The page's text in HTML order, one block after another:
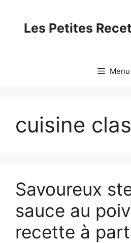
contentLes Petites
Menu
cuisine
Savoureux
sauce au
recette à